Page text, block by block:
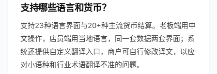
支持哪些语言和货币？
支持23种语言界面与20+种主流货币结算。老板端用中
文操作，店员端用当地语言，同一套数据两套界面；系
统还提供自定义翻译入口，商户可自行修改译文，以应
对小语种和行业术语翻译不准的问题。